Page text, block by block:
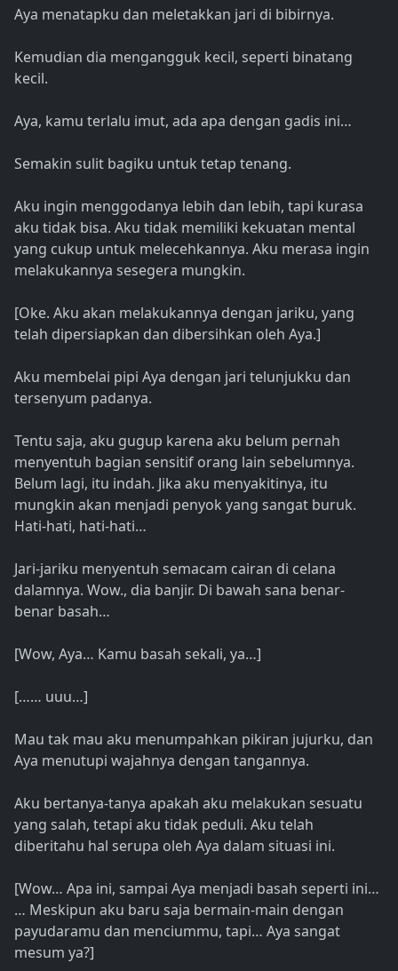
Aya menatapku dan meletakkan jari di bibirnya.
Kemudian dia mengangguk kecil, seperti binatang
kecil.
Aya, kamu terlalu imut, ada apa dengan gadis ini…
Semakin sulit bagiku untuk tetap tenang.
Aku ingin menggodanya lebih dan lebih, tapi kurasa
aku tidak bisa. Aku tidak memiliki kekuatan mental
yang cukup untuk melecehkannya. Aku merasa ingin
melakukannya sesegera mungkin.
[Oke. Aku akan melakukannya dengan jariku, yang
telah dipersiapkan dan dibersihkan oleh Aya.]
Aku membelai pipi Aya dengan jari telunjukku dan
tersenyum padanya.
Tentu saja, aku gugup karena aku belum pernah
menyentuh bagian sensitif orang lain sebelumnya.
Belum lagi, itu indah. Jika aku menyakitinya, itu
mungkin akan menjadi penyok yang sangat buruk.
Hati-hati, hati-hati…
Jari-jariku menyentuh semacam cairan di celana
dalamnya. Wow., dia banjir. Di bawah sana benar-
benar basah…
[Wow, Aya… Kamu basah sekali, ya…]
[…… uuu…]
Mau tak mau aku menumpahkan pikiran jujurku, dan
Aya menutupi wajahnya dengan tangannya.
Aku bertanya-tanya apakah aku melakukan sesuatu
yang salah, tetapi aku tidak peduli. Aku telah
diberitahu hal serupa oleh Aya dalam situasi ini.
[Wow… Apa ini, sampai Aya menjadi basah seperti ini…
… Meskipun aku baru saja bermain-main dengan
payudaramu dan menciummu, tapi… Aya sangat
mesum ya?]